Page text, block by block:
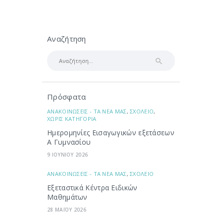
Αναζήτηση
Πρόσφατα
ΑΝΑΚΟΙΝΩΣΕΙΣ - ΤΑ ΝΕΑ ΜΑΣ,ΣΧΟΛΕΙΟ,
ΧΩΡΙΣ ΚΑΤΗΓΟΡΙΑ
Ημερομηνίες Εισαγωγικών εξετάσεων
Α Γυμνασίου
9 ΙΟΥΝΙΟΥ 2026
ΑΝΑΚΟΙΝΩΣΕΙΣ - ΤΑ ΝΕΑ ΜΑΣ,ΣΧΟΛΕΙΟ
Εξεταστικά Κέντρα Ειδικών
Μαθημάτων
28 ΜΑΪΟΥ 2026